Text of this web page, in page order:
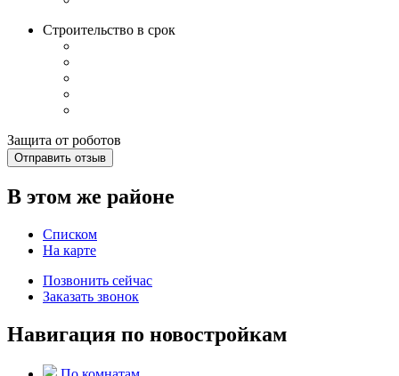
Строительство в срок
Защита от роботов
Отправить отзыв
В этом же районе
Списком
На карте
Позвонить сейчас
Заказать звонок
Навигация по новостройкам